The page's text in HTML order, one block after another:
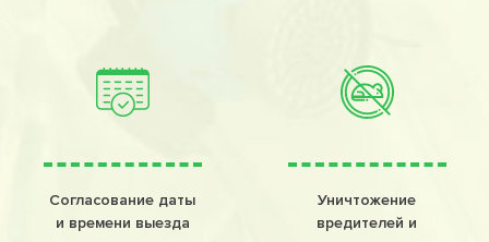
Согласование даты
и времени выезда
Уничтожение
вредителей и